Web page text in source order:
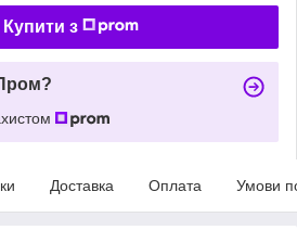
Купити з
Доставка Оплата Умови